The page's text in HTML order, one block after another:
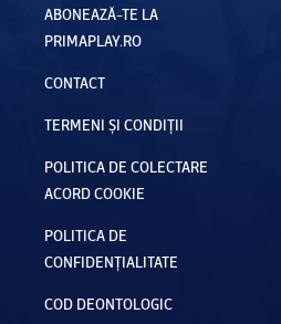
ABONEAZĂ-TE LA
PRIMAPLAY.RO
CONTACT
TERMENI ȘI CONDIȚII
POLITICA DE COLECTARE
ACORD COOKIE
POLITICA DE
CONFIDENȚIALITATE
COD DEONTOLOGIC